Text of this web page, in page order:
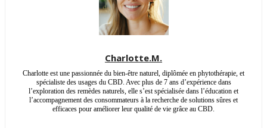
Charlotte.M.
Charlotte est une passionnée du bien-être naturel, diplômée en phytothérapie, et
spécialiste des usages du CBD. Avec plus de 7 ans d’expérience dans
l’exploration des remèdes naturels, elle s’est spécialisée dans l’éducation et
l’accompagnement des consommateurs à la recherche de solutions sûres et
efficaces pour améliorer leur qualité de vie grâce au CBD.